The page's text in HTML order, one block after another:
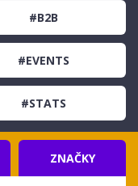
#B2B
#EVENTS
#STATS
ZNAČKY